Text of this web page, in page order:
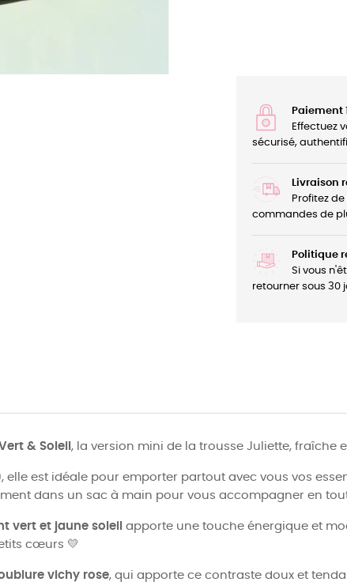
Paiement
Effectuez
sécurisé,
Livraison
Profitez
commandes de
Politique
Si vous
retourner sous 30
& Soleil , la version mini de la trousse Juliette, fraîche
, elle est idéale pour emporter partout avec vous vos
dans un sac à main pour vous accompagner en
vert et jaune soleil
apporte une touche énergique et
cœurs 💛
vichy rose, qui apporte ce contraste doux et